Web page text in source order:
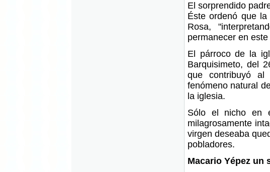
El sorprendido
Éste ordenó que
Rosa,
permanecer en
El párroco de la
Barquisimeto, del
que contribuyó
fenómeno natural
la iglesia.
Sólo el nicho en
milagrosamente
virgen deseaba
pobladores.
Macario Yépez un